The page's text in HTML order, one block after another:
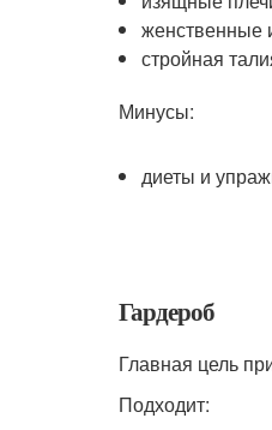
женственные
стройная
Минусы:
диеты и
Гардероб
Главная цель
Подходит: